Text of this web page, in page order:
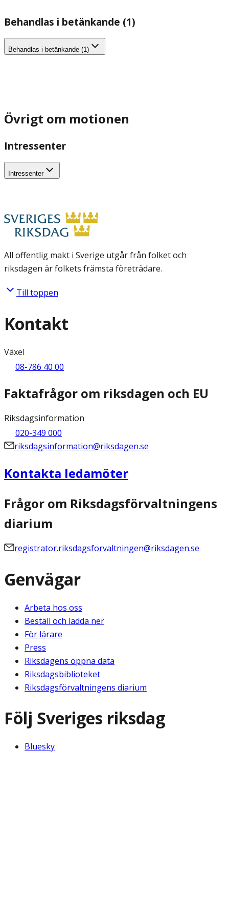
Behandlas i betänkande (1)
Behandlas i betänkande (1)
Övrigt om motionen
Intressenter
Intressenter
All offentlig makt i Sverige utgår från folket och
riksdagen är folkets främsta företrädare.
Till toppen
Kontakt
Växel
08-786 40 00
Faktafrågor om riksdagen och EU
Riksdagsinformation
020-349 000
riksdagsinformation@riksdagen.se
Kontakta ledamöter
Frågor om Riksdagsförvaltningens
diarium
registrator.riksdagsforvaltningen@riksdagen.se
Genvägar
Arbeta hos oss
Beställ och ladda ner
För lärare
Press
Riksdagens öppna data
Riksdagsbiblioteket
Riksdagsförvaltningens diarium
Följ Sveriges riksdag
Bluesky